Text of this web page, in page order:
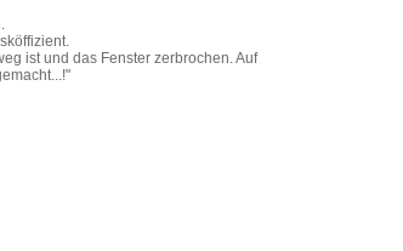
ist und das Fenster zerbrochen. Auf